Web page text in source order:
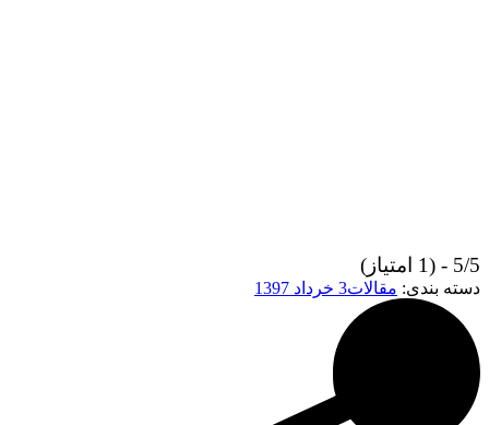
5/5 - (1 امتیاز)
دسته بندی: مقالات3 خرداد 1397